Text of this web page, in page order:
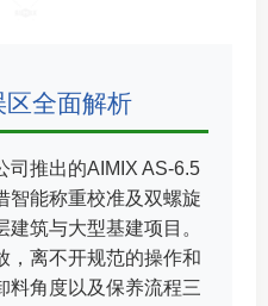
全面解析
司推出的AIMIX AS-6.5
智能称重校准及双螺旋
筑与大型基建项目。
，离不开规范的操作和
料角度以及保养流程三